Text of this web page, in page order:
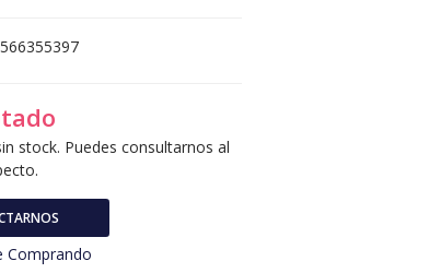
stock. Puedes consultarnos al
Comprando